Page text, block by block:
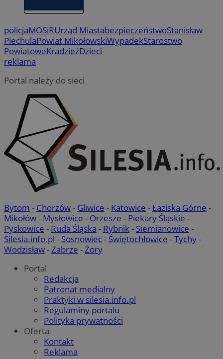
policjaMOSiRUrząd MiastabezpieczeństwoStanisław
PiechulaPowiat MikołowskiWypadekStarostwo
PowiatoweKradzieżDzieci
reklama
Portal należy do sieci
Bytom - Chorzów- Gliwice - Katowice -Łaziska Górne -
Mikołów- Mysłowice - Orzesze - Piekary Śląskie -
Pyskowice - Ruda Śląska - Rybnik- Siemianowice -
Silesia.info.pl - Sosnowiec- Świętochłowice -Tychy-
Wodzisław-Zabrze -Żory
Portal
Redakcja
Patronat medialny
Praktyki w silesia.info.pl
Regulaminy portalu
Polityka prywatności
Oferta
Kontakt
Reklama